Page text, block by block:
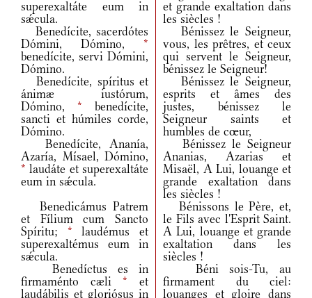
superexaltáte eum in
sǽcula.
et grande exaltation dans
les siècles !
Benedícite, sacerdótes
Dómini, Dómino, *
benedícite, servi Dómini,
Dómino.
Bénissez le Seigneur,
vous, les prêtres, et ceux
qui servent le Seigneur,
bénissez le Seigneur!
Benedícite, spíritus et
ánimæ iustórum,
Dómino, * benedícite,
sancti et húmiles corde,
Dómino.
Bénissez le Seigneur,
esprits et âmes des
justes, bénissez le
Seigneur saints et
humbles de cœur,
Benedícite, Ananía,
Azaría, Mísael, Dómino,
* laudáte et superexaltáte
eum in sǽcula.
Bénissez le Seigneur
Ananias, Azarias et
Misaël, A Lui, louange et
grande exaltation dans
les siècles !
Benedicámus Patrem
et Fílium cum Sancto
Spíritu; * laudémus et
superexaltémus eum in
sǽcula.
Bénissons le Père, et,
le Fils avec l'Esprit Saint.
A Lui, louange et grande
exaltation dans les
siècles !
Benedíctus es in
firmaménto cæli* et
laudábilis et gloriósus in
Béni sois-Tu, au
firmament du ciel:
louanges et gloire dans